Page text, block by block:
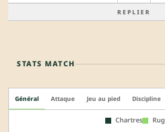
REPLIER
STATS MATCH
Général Attaque Jeu au pied Discipline
Chartres